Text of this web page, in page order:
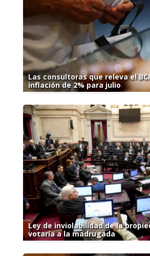
Las consultoras que releva el
inflación de 2% para julio
Ley de inviolabilidad de la
votaría a la madrugada